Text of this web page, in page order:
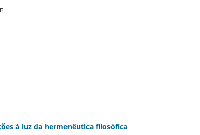
à luz da hermenêutica filosófica